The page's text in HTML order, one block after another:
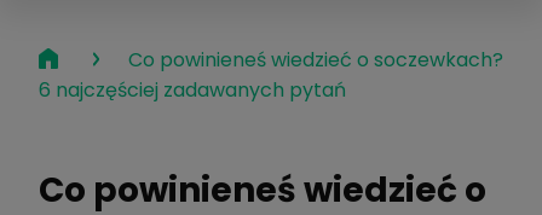
›
Co powinieneś wiedzieć o soczewkach?
6 najczęściej zadawanych pytań
Co powinieneś wiedzieć o